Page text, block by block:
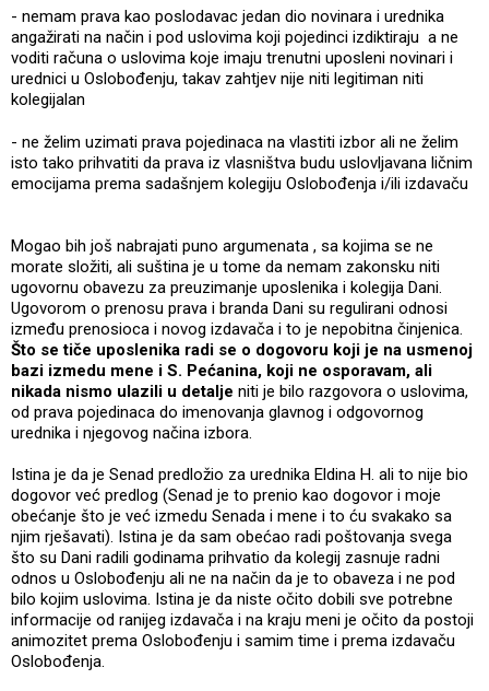
- nemam prava kao poslodavac jedan dio novinara i urednika
angažirati na način i pod uslovima koji pojedinci izdiktiraju a ne
voditi računa o uslovima koje imaju trenutni uposleni novinari i
urednici u Oslobođenju, takav zahtjev nije niti legitiman niti
kolegijalan
- ne želim uzimati prava pojedinaca na vlastiti izbor ali ne želim
isto tako prihvatiti da prava iz vlasništva budu uslovljavana ličnim
emocijama prema sadašnjem kolegiju Oslobođenja i/ili izdavaču
Mogao bih još nabrajati puno argumenata , sa kojima se ne
morate složiti, ali suština je u tome da nemam zakonsku niti
ugovornu obavezu za preuzimanje uposlenika i kolegija Dani.
Ugovorom o prenosu prava i branda Dani su regulirani odnosi
između prenosioca i novog izdavača i to je nepobitna činjenica.
Što se tiče uposlenika radi se o dogovoru koji je na usmenoj
bazi izmedu mene i S. Pećanina, koji ne osporavam, ali
nikada nismo ulazili u detalje niti je bilo razgovora o uslovima,
od prava pojedinaca do imenovanja glavnog i odgovornog
urednika i njegovog načina izbora.
Istina je da je Senad predložio za urednika Eldina H. ali to nije bio
dogovor već predlog (Senad je to prenio kao dogovor i moje
obećanje što je već izmedu Senada i mene i to ću svakako sa
njim rješavati). Istina je da sam obećao radi poštovanja svega
što su Dani radili godinama prihvatio da kolegij zasnuje radni
odnos u Oslobođenju ali ne na način da je to obaveza i ne pod
bilo kojim uslovima. Istina je da niste očito dobili sve potrebne
informacije od ranijeg izdavača i na kraju meni je očito da postoji
animozitet prema Oslobođenju i samim time i prema izdavaču
Oslobođenja.